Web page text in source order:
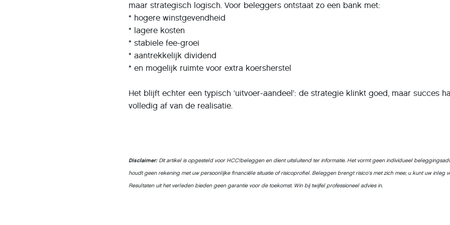
maar strategisch logisch. Voor beleggers ontstaat zo een bank met:
* hogere winstgevendheid
* lagere kosten
* stabiele fee-groei
* aantrekkelijk dividend
* en mogelijk ruimte voor extra koersherstel
Het blijft echter een typisch ‘uitvoer-aandeel’: de strategie klinkt goed, maar succes
volledig af van de realisatie.
Disclaimer:Dit artikel is opgesteld voor HCC!beleggen en dient uitsluitend ter informatie. Het vormt geen individueel
houdt geen rekening met uw persoonlijke financiële situatie of risico­profiel. Beleggen brengt risico’s met zich mee; u kunt uw inleg
Resultaten uit het verleden bieden geen garantie voor de toekomst. Win bij twijfel professioneel advies in.